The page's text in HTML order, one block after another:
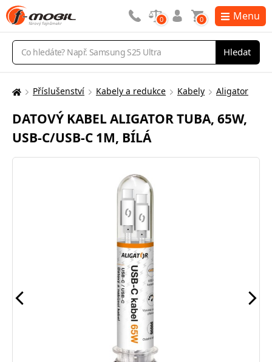
Vyhledávání
Hledat
0 0 Menu
Zde
nacházíte:
Příslušenství Kabely a redukce Kabely Aligator
DATOVÝ KABEL ALIGATOR TUBA, 65W,
USB-C/USB-C 1M, BÍLÁ